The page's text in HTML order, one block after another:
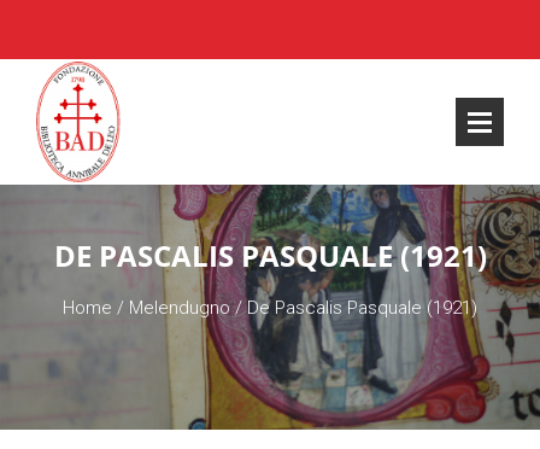
DE PASCALIS PASQUALE (1921)
Home / Melendugno/De Pascalis Pasquale (1921)